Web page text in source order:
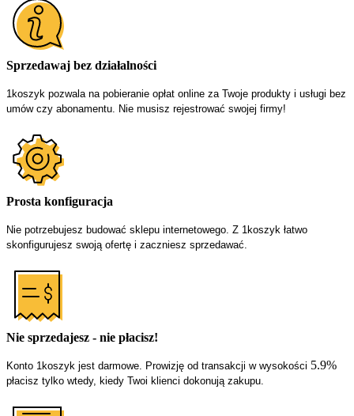
Sprzedawaj bez działalności
1koszyk pozwala na pobieranie opłat online za Twoje produkty i usługi bez
umów czy abonamentu. Nie musisz rejestrować swojej firmy!
Prosta konfiguracja
Nie potrzebujesz budować sklepu internetowego. Z 1koszyk łatwo
skonfigurujesz swoją ofertę i zaczniesz sprzedawać.
Nie sprzedajesz - nie płacisz!
Konto 1koszyk jest darmowe. Prowizję od transakcji w wysokości 5.9%
płacisz tylko wtedy, kiedy Twoi klienci dokonują zakupu.